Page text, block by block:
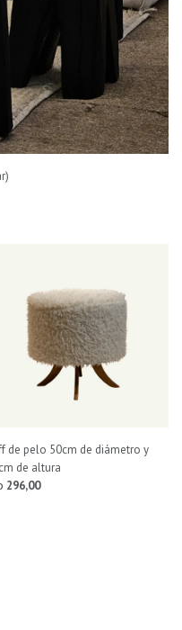
de pelo 50cm de diámetro y
de altura
296,00